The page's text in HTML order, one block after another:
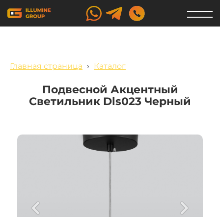
Главная страница › Каталог
Подвесной Акцентный
Светильник Dls023 Черный